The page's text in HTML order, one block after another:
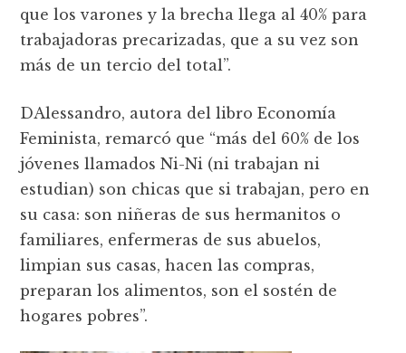
que los varones y la brecha llega al 40% para
trabajadoras precarizadas, que a su vez son
más de un tercio del total”.
DAlessandro, autora del libro Economía
Feminista, remarcó que “más del 60% de los
jóvenes llamados Ni-Ni (ni trabajan ni
estudian) son chicas que si trabajan, pero en
su casa: son niñeras de sus hermanitos o
familiares, enfermeras de sus abuelos,
limpian sus casas, hacen las compras,
preparan los alimentos, son el sostén de
hogares pobres”.